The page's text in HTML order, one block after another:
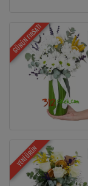
GÜNÜN FIRSATI
YENİ ÜRÜN